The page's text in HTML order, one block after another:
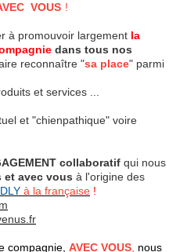
VOUS !
à promouvoir largement la
dans tous nos
reconnaître "sa place" parmi
et services ...
et "chienpathique" voire
collaboratif qui nous
et avec vous à l'origine des
à la française !
compagnie, AVEC VOUS nous